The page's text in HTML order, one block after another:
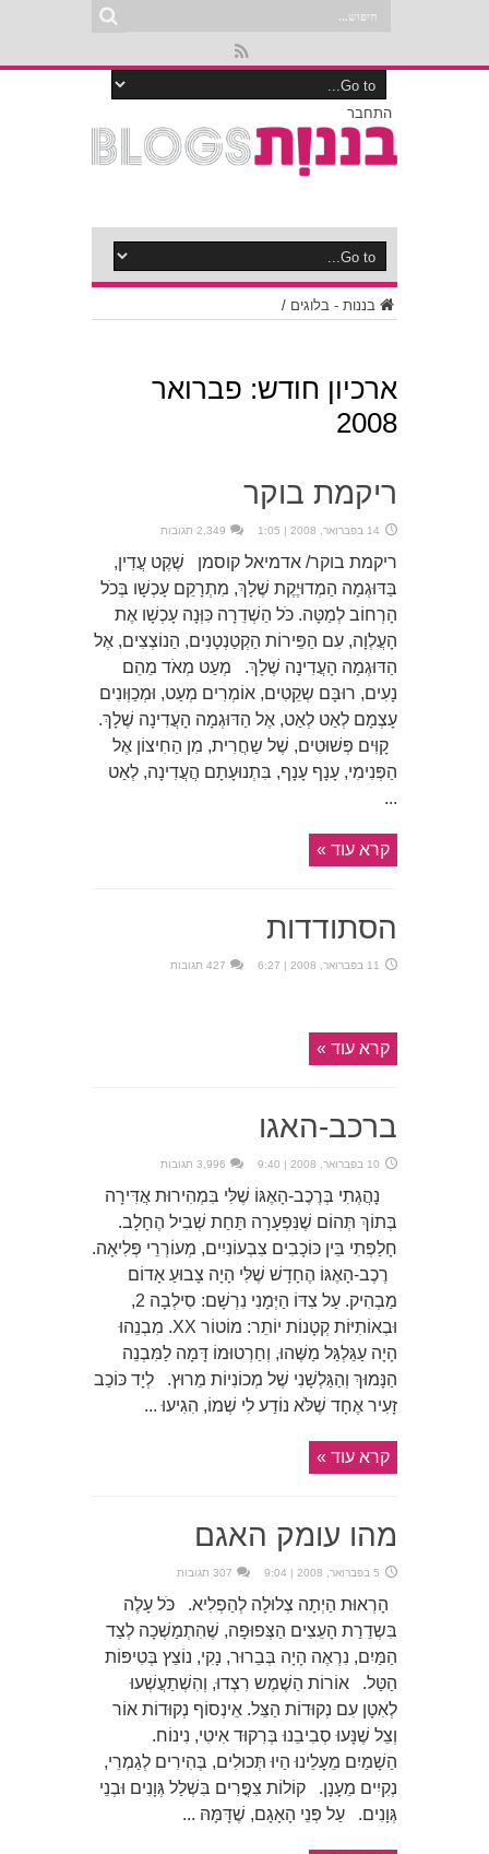
התחבר
בננות - בלוגים /
ארכיון חודש: פברואר
2008
ריקמת בוקר
14 בפברואר, 2008 | 1:05 2,349 תגובות
ריקמת בוקר/ אדמיאל קוסמן שֶׁקֶט עֲדִין,
בַּדּוּגְמָה הַמְדוּיֶקֶת שֶׁלָךְ, מִתְרָקֵם עָכְשָׁו בְּכֹל
הָרְחוֹב לְמַטָּה. כֹּל הַשְׁדֵרָה כִּוְּנָה עָכְשָׁו אֶת
הָעֲלְוָה, עִם הַפֵּירוֹת הַקְטַנְטָנִים, הַנוֹצְצִים, אֶל
הַדּוּגְמָה הָעֲדִינָה שֶׁלָךְ. מְעַט מְאֹד מֵהֵם
נָעִים, רוּבָּם שְקֵטִים, אוֹמְרִים מְעַט, וּמְכַוְּונִים
עָצְמָם לְאַט לְאַט, אֶל הַדּוּגְמָה הָעֲדִינָה שֶׁלָךְ.
קָוִּים פְּשׁוּטִים, שֶׁל שַחֲרִית, מִן הַחִיצוֹן אֶל
הַפְּנִימִי, עָנָף עָנָף, בִּתְנוּעָתָם הֲעֲדִינָה, לְאַט
...
קרא עוד »
הסתודדות
11 בפברואר, 2008 | 6:27 427 תגובות
קרא עוד »
ברכב-האגו
10 בפברואר, 2008 | 9:40 3,996 תגובות
נָהֲגְתִי בְּרֶכֶב-הָאֶגּוֹ שֶׁלִּי בִּמְהִירוּת אֲדִּירָה
בְּתוֹךְ תְּהוֹם שֶׁנִּפְעָרָה תַּחַת שְׁבִיל הֶחָלָב.
חָלַפְתִי בֵּין כּוֹכָבִים צִבְעוֹנִיִים, מְעוֹרְרֵי פְּלִיאָה.
רֶכֶב-הָאֶגּוֹ הֶחָדָשׁ שֶׁלִּי הָיָה צָבוּעַ אָדוֹם
מַבְהִיק. עַל צִדּוֹ הַיְּמָנִי נִרְשָׁם: סִילְבָה 2,
וּבְאוֹתִיּוֹת קְטָנוֹת יוֹתֵר: מוֹטוֹר XX. מִבְנֵהוּ
הָיָה עַגַּלְגַּל מַשֶּׁהוּ, וְחַרְטוּמוֹ דָּמָה לַמִּבְנֵה
הַנָּמוּךְ וְהַגַּלְשָׁנִי שֶׁל מְכוֹנִיוֹת מֵרוּץ. לְיָד כּוֹכַב
זָעִיר אֶחָד שֶׁלֹּא נוֹדַע לִי שְׁמוֹ, הִגִיעוּ ...
קרא עוד »
מהו עומק האגם
5 בפברואר, 2008 | 9:04 307 תגובות
הָרְאוּת הַיְתָה צְלוּלָה לְהַפְלִיא. כֹּל עָלֶה
בִּשְדֵרַת הָעֵצִים הַצְּפוּפָה, שֶׁהִתְמַשְׁכָה לְצַד
הַמַּיִם, נִרְאֶה הָיָה בְּבֵרוּר, נָקִי, נוֹצֵץ בְּטִיפּוֹת
הַטַּל. אוֹרוֹת הַשֶׁמֶש רִצְדוּ, וְהִשְׁתַעֲשְׁעוּ
לְאִטָן עִם נְקוּדוֹת הַצֵּל. אֵינְסוֹף נְקוּדוֹת אוֹר
וְצֵל שֶׁנָּעוּ סְבִיבֵנוּ בְּרִקוּד אִיטִי, נִינוֹח.
הַשָׁמַיִם מֵעָלֵינוּ הַיוּ תְּכוּלִים, בְּהִירִים לְגַמְרֵי,
נְקִיִים מֵעָנָן. קוֹלוֹת צִפֳּרִים בִּשְׁלַל גְּוָנִים וּבְנֵי
גְּוָנִים. עַל פְּנֵי הָאָגָם, שֶׁדָּמָּהּ ...